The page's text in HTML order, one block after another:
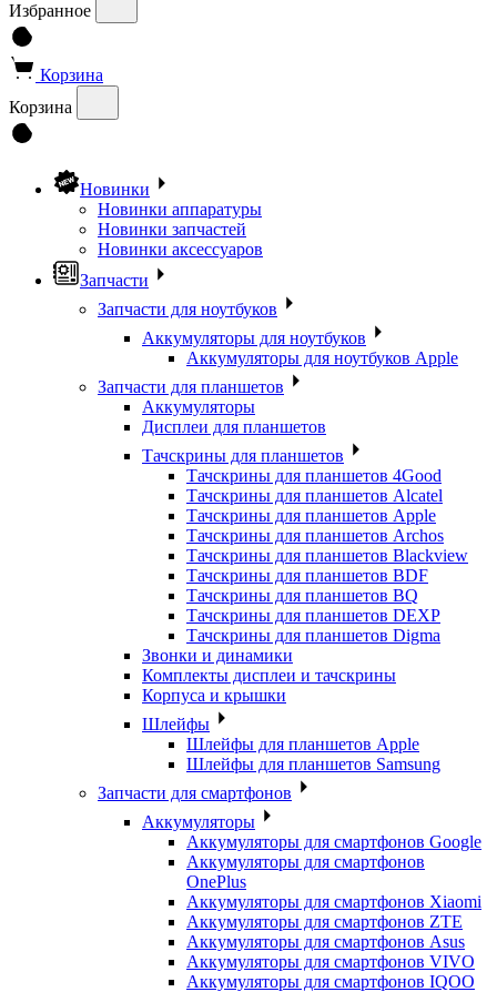
Избранное
Корзина
Корзина
Новинки
Новинки аппаратуры
Новинки запчастей
Новинки аксессуаров
Запчасти
Запчасти для ноутбуков
Аккумуляторы для ноутбуков
Аккумуляторы для ноутбуков Apple
Запчасти для планшетов
Аккумуляторы
Дисплеи для планшетов
Тачскрины для планшетов
Тачскрины для планшетов 4Good
Тачскрины для планшетов Alcatel
Тачскрины для планшетов Apple
Тачскрины для планшетов Archos
Тачскрины для планшетов Blackview
Тачскрины для планшетов BDF
Тачскрины для планшетов BQ
Тачскрины для планшетов DEXP
Тачскрины для планшетов Digma
Звонки и динамики
Комплекты дисплеи и тачскрины
Корпуса и крышки
Шлейфы
Шлейфы для планшетов Apple
Шлейфы для планшетов Samsung
Запчасти для смартфонов
Аккумуляторы
Аккумуляторы для смартфонов Google
Аккумуляторы для смартфонов
OnePlus
Аккумуляторы для смартфонов Xiaomi
Аккумуляторы для смартфонов ZTE
Аккумуляторы для cмартфонов Asus
Аккумуляторы для смартфонов VIVO
Аккумуляторы для смартфонов IQOO